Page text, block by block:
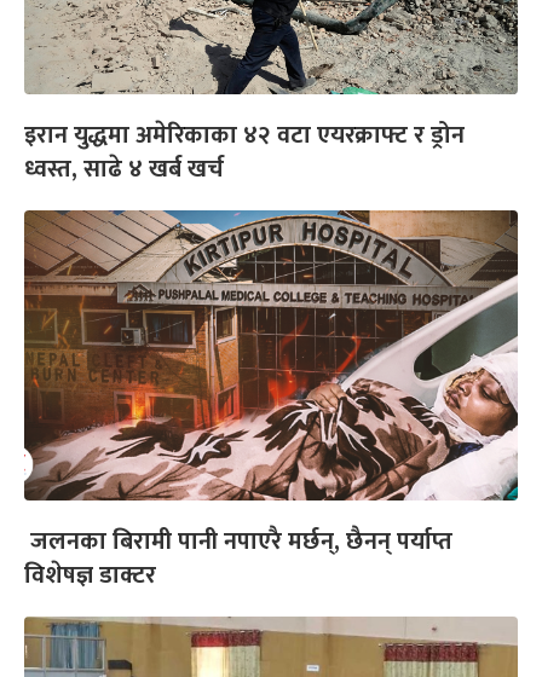
इरान युद्धमा अमेरिकाका ४२ वटा एयरक्राफ्ट र ड्रोन
ध्वस्त, साढे ४ खर्ब खर्च
जलनका बिरामी पानी नपाएरै मर्छन्, छैनन् पर्याप्त
विशेषज्ञ डाक्टर